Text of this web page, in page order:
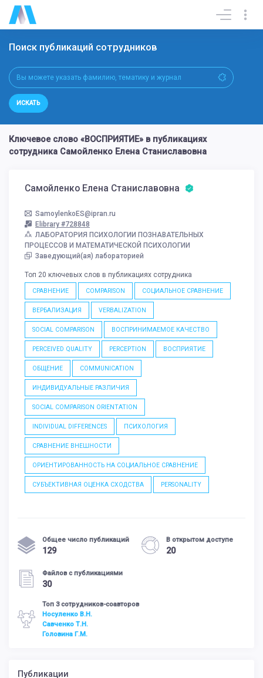
Поиск публикаций сотрудников
ИСКАТЬ
Ключевое слово «ВОСПРИЯТИЕ» в публикациях
сотрудника Самойленко Елена Станиславовна
Самойленко Елена Станиславовна
SamoylenkoES@ipran.ru
Elibrary #728848
ЛАБОРАТОРИЯ ПСИХОЛОГИИ ПОЗНАВАТЕЛЬНЫХ
ПРОЦЕССОВ И МАТЕМАТИЧЕСКОЙ ПСИХОЛОГИИ
Заведующий(ая) лабораторией
Топ 20 ключевых слов в публикациях сотрудника
СРАВНЕНИЕ COMPARISON СОЦИАЛЬНОЕ СРАВНЕНИЕ
ВЕРБАЛИЗАЦИЯ VERBALIZATION
SOCIAL COMPARISON ВОСПРИНИМАЕМОЕ КАЧЕСТВО
PERCEIVED QUALITY PERCEPTION ВОСПРИЯТИЕ
ОБЩЕНИЕ COMMUNICATION
ИНДИВИДУАЛЬНЫЕ РАЗЛИЧИЯ
SOCIAL COMPARISON ORIENTATION
INDIVIDUAL DIFFERENCES ПСИХОЛОГИЯ
СРАВНЕНИЕ ВНЕШНОСТИ
ОРИЕНТИРОВАННОСТЬ НА СОЦИАЛЬНОЕ СРАВНЕНИЕ
СУБЪЕКТИВНАЯ ОЦЕНКА СХОДСТВА PERSONALITY
Общее число публикаций
129
В открытом доступе
20
Файлов с публикациями
30
Топ 3 сотрудников-соавторов
Носуленко В.Н.
Савченко Т.Н.
Головина Г.М.
Публикации